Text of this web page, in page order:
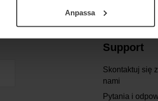
Anpassa
Support
Skontaktuj się z
nami
Pytania i